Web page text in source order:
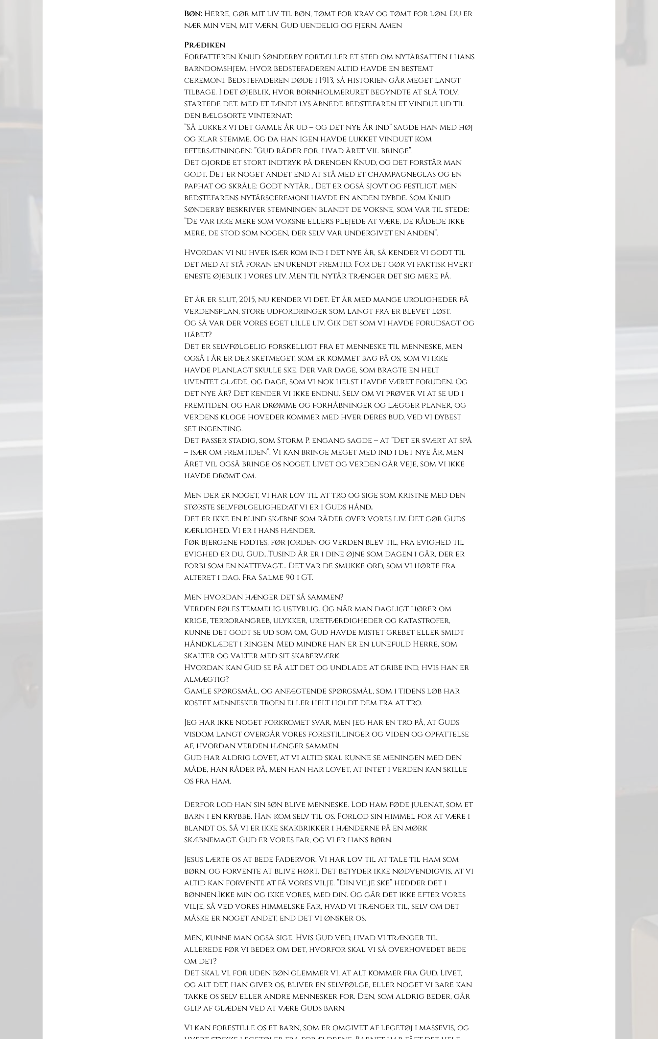
Bøn: Herre, gør mit liv til bøn, tømt for krav og tømt for løn. Du er
nær min ven, mit værn, Gud uendelig og fjern. Amen
Prædiken
Forfatteren Knud Sønderby fortæller et sted om nytårsaften i hans
barndomshjem, hvor bedstefaderen altid havde en bestemt
ceremoni. Bedstefaderen døde i 1913, så historien går meget langt
tilbage. I det øjeblik, hvor bornholmeruret begyndte at slå tolv,
startede det. Med et tændt lys åbnede bedstefaren et vindue ud til
den bælgsorte vinternat:
”Så lukker vi det gamle år ud – og det nye år ind” sagde han med høj
og klar stemme. Og da han igen havde lukket vinduet kom
eftersætningen: ”Gud råder for, hvad året vil bringe”.
Det gjorde et stort indtryk på drengen Knud, og det forstår man
godt. Det er noget andet end at stå med et champagneglas og en
paphat og skråle: Godt nytår… Det er også sjovt og festligt, men
bedstefarens nytårsceremoni havde en anden dybde. Som Knud
Sønderby beskriver stemningen blandt de voksne, som var til stede:
”De var ikke mere som voksne ellers plejede at være, de rådede ikke
mere, de stod som nogen, der selv var undergivet en anden”.
Hvordan vi nu hver især kom ind i det nye år, så kender vi godt til
det med at stå foran en ukendt fremtid. For det gør vi faktisk hvert
eneste øjeblik i vores liv. Men til nytår trænger det sig mere på.
Et år er slut, 2015, nu kender vi det. Et år med mange uroligheder på
verdensplan, store udfordringer som langt fra er blevet løst.
Og så var der vores eget lille liv. Gik det som vi havde forudsagt og
håbet?
Det er selvfølgelig forskelligt fra et menneske til menneske, men
også i år er der sketmeget, som er kommet bag på os, som vi ikke
havde planlagt skulle ske. Der var dage, som bragte en helt
uventet glæde, og dage, som vi nok helst havde været foruden. Og
det nye år? Det kender vi ikke endnu. Selv om vi prøver vi at se ud i
fremtiden, og har drømme og forhåbninger og lægger planer, og
verdens kloge hoveder kommer med hver deres bud, ved vi dybest
set ingenting.
Det passer stadig, som Storm P. engang sagde – at ”Det er svært at spå
– især om fremtiden”. Vi kan bringe meget med ind i det nye år, men
året vil også bringe os noget. Livet og verden går veje, som vi ikke
havde drømt om.
Men der er noget, vi har lov til at tro og sige som kristne med den
største selvfølgelighed:At vi er i Guds hånd.
Det er ikke en blind skæbne som råder over vores liv. Det gør Guds
kærlighed. Vi er i hans hænder.
Før bjergene fødtes, før jorden og verden blev til, fra evighed til
evighed er du, Gud…Tusind år er i dine øjne som dagen i går, der er
forbi som en nattevagt… Det var de smukke ord, som vi hørte fra
alteret i dag. Fra Salme 90 i GT.
Men hvordan hænger det så sammen?
Verden føles temmelig ustyrlig. Og når man dagligt hører om
krige, terrorangreb, ulykker, uretfærdigheder og katastrofer,
kunne det godt se ud som om, Gud havde mistet grebet eller smidt
håndklædet i ringen. Med mindre han er en lunefuld Herre, som
skalter og valter med sit skaberværk.
Hvordan kan Gud se på alt det og undlade at gribe ind, hvis han er
almægtig?
Gamle spørgsmål, og anfægtende spørgsmål, som i tidens løb har
kostet mennesker troen eller helt holdt dem fra at tro.
Jeg har ikke noget forkromet svar, men jeg har en tro på, at Guds
visdom langt overgår vores forestillinger og viden og opfattelse
af, hvordan verden hænger sammen.
Gud har aldrig lovet, at vi altid skal kunne se meningen med den
måde, han råder på, men han har lovet, at intet i verden kan skille
os fra ham.
Derfor lod han sin søn blive menneske. Lod ham føde julenat, som et
barn i en krybbe. Han kom selv til os. Forlod sin himmel for at være i
blandt os. Så vi er ikke skakbrikker i hænderne på en mørk
skæbnemagt. Gud er vores far, og vi er hans børn.
Jesus lærte os at bede Fadervor. Vi har lov til at tale til ham som
børn, og forvente at blive hørt. Det betyder ikke nødvendigvis, at vi
altid kan forvente at få vores vilje. ”Din vilje ske” hedder det i
bønnen.Ikke min og ikke vores, med din. Og går det ikke efter vores
vilje, så ved vores himmelske Far, hvad vi trænger til, selv om det
måske er noget andet, end det vi ønsker os.
Men, kunne man også sige: Hvis Gud ved, hvad vi trænger til,
allerede før vi beder om det, hvorfor skal vi så overhovedet bede
om det?
Det skal vi, for uden bøn glemmer vi, at alt kommer fra Gud. Livet,
og alt det, han giver os, bliver en selvfølge, eller noget vi bare kan
takke os selv eller andre mennesker for. Den, som aldrig beder, går
glip af glæden ved at være Guds barn.
Vi kan forestille os et barn, som er omgivet af legetøj i massevis, og